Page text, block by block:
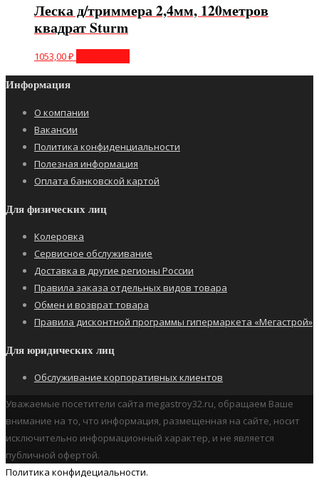
Леска д/триммера 2,4мм, 120метров
квадрат Sturm
1053,00₽
Информация
О компании
Вакансии
Политика конфиденциальности
Полезная информация
Оплата банковской картой
Для физических лиц
Колеровка
Сервисное обслуживание
Доставка в другие регионы России
Правила заказа отдельных видов товара
Обмен и возврат товара
Правила дисконтной программы гипермаркета «Мегастрой»
Для юридических лиц
Обслуживание корпоративных клиентов
Уважаемые посетители сайта megastroy32.ru, обращаем Ваше
внимание на то, что информация, размещенная на сайте, носит
исключительно информационный характер, и не является
публичной офертой.
Политика конфидециальности.